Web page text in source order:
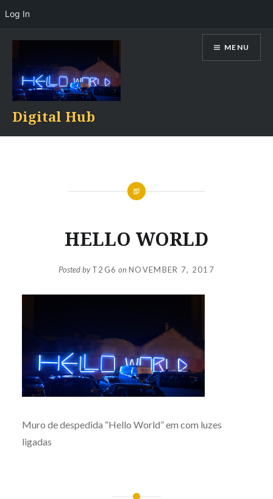
Digital Hub
MENU
HELLO WORLD
Posted byT2G6 onNOVEMBER 7, 2017
Muro de despedida “Hello World” em com luzes
ligadas
Log In